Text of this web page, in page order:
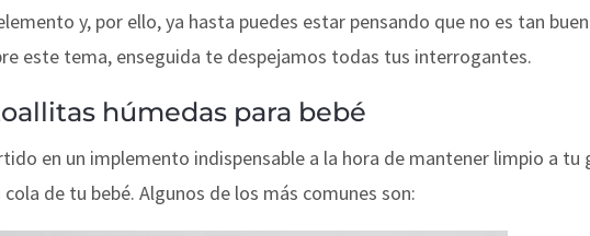
y, por ello, ya hasta puedes estar pensando que no es tan
este tema, enseguida te despejamos todas tus interrogantes.
húmedas para bebé
en un implemento indispensable a la hora de mantener limpio a tu
de tu bebé. Algunos de los más comunes son: